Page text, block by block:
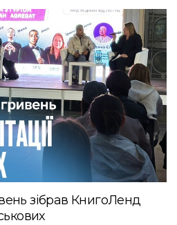
зібрав КнигоЛенд